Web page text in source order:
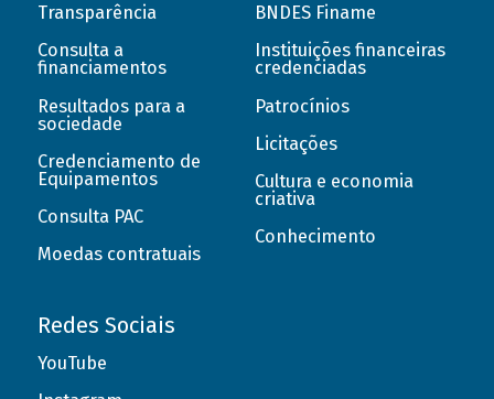
Transparência
Consulta a
financiamentos
Resultados para a
sociedade
Credenciamento de
Equipamentos
Consulta PAC
Moedas contratuais
BNDES Finame
Instituições financeiras
credenciadas
Patrocínios
Licitações
Cultura e economia
criativa
Conhecimento
Redes Sociais
YouTube